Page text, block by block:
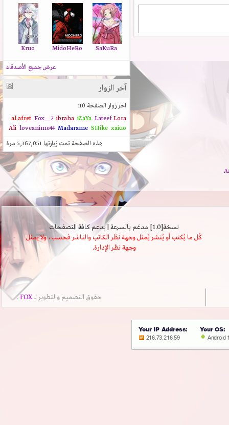
SaKuRa
MidoHeRo
Kruo
عرض جميع الأصدقاء
آخر الزوار
اخر زوار الصفحة 10:
al.afret
Fox__7 ibraha iZaYa LateefLora
Ali
loveanime44 Madarame SHike
xaiuo
هذه الصفحة تمت زيارتها5,167,051مرة
نسخة[1.0] مدعَم بالسرعة | يدعم كافة المتصفحات
كُل ما يُكتب أو يُنشر يُمثل وجهة نظر الكاتب والناشر فحسب، ولا يمثل
وجهة نظر الإدارة.
حقوق التصميم والتطوير لــFOX
.